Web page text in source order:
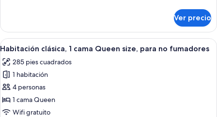
size,
para
no
fumadores
(Strip
View)
Deluxe,
cama
size,
para
no
fumadores
(Strip
View)
Ver precio
Abrir
todas
las
fotos
de
Habitación
clásica,
Una habitación de hotel con una
5
Habitación clásica, 1 cama Queen size, para no fumadores
285 pies cuadrados
1 habitación
4 personas
1 cama Queen
Wifi gratuito